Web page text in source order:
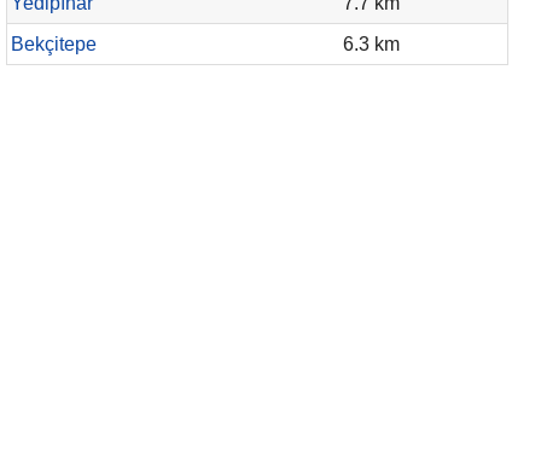
Bekçitepe
6.3 km